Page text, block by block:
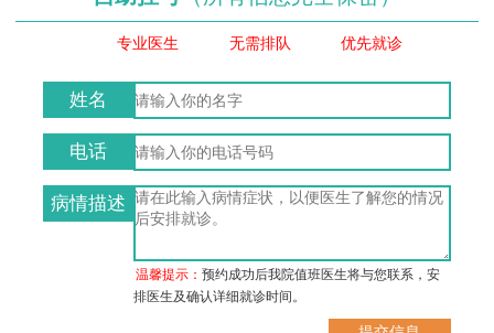
专业医生 无需排队 优先就诊
姓名
电话
病情描述
温馨提示：预约成功后我院值班医生将与您联系，安
排医生及确认详细就诊时间。